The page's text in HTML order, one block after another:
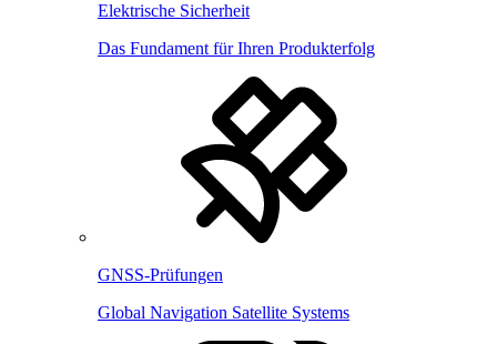
Elektrische Sicherheit
Das Fundament für Ihren Produkterfolg
GNSS-Prüfungen
Global Navigation Satellite Systems